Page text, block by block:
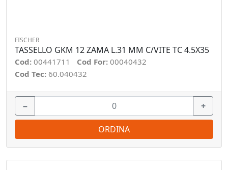
FISCHER
TASSELLO GKM 12 ZAMA L.31 MM C/VITE TC 4.5X35
Cod: 00441711 Cod For: 00040432
Cod Tec: 60.040432
− +
ORDINA